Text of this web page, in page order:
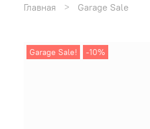
Главная Garage Sale
Garage Sale! -10%